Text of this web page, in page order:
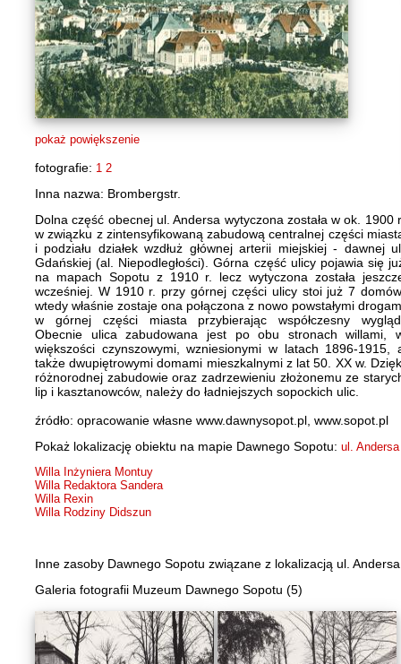
pokaż powiększenie
fotografie: 1 2
Inna nazwa: Brombergstr.
Dolna część obecnej ul. Andersa wytyczona została w ok. 1900
w związku z zintensyfikowaną zabudową centralnej części
i podziału działek wzdłuż głównej arterii miejskiej - dawnej
Gdańskiej (al. Niepodległości). Górna część ulicy pojawia się
na mapach Sopotu z 1910 r. lecz wytyczona została
wcześniej. W 1910 r. przy górnej części ulicy stoi już 7
wtedy właśnie zostaje ona połączona z nowo powstałymi
w górnej części miasta przybierając współczesny
Obecnie ulica zabudowana jest po obu stronach willami,
większości czynszowymi, wzniesionymi w latach 1896-1915,
także dwupiętrowymi domami mieszkalnymi z lat 50. XX w.
różnorodnej zabudowie oraz zadrzewieniu złożonemu ze
lip i kasztanowców, należy do ładniejszych sopockich ulic.
źródło: opracowanie własne www.dawnysopot.pl, www.sopot.pl
Pokaż lokalizację obiektu na mapie Dawnego Sopotu: ul. Andersa
Willa Inżyniera Montuy
Willa Redaktora Sandera
Willa Rexin
Willa Rodziny Didszun
Inne zasoby Dawnego Sopotu związane z lokalizacją ul.
Galeria fotografii Muzeum Dawnego Sopotu (5)